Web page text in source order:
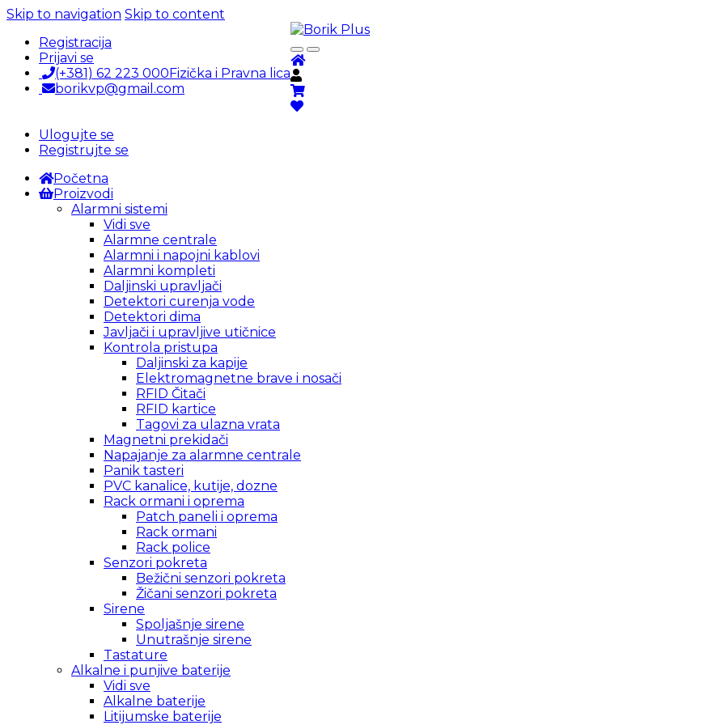
Skip to navigation Skip to content
Registracija
Prijavi se
(+381) 62 223 000Fizička i Pravna lica
borikvp@gmail.com
Ulogujte se
Registrujte se
Početna
Proizvodi
Alarmni sistemi
Vidi sve
Alarmne centrale
Alarmni i napojni kablovi
Alarmni kompleti
Daljinski upravljači
Detektori curenja vode
Detektori dima
Javljači i upravljive utičnice
Kontrola pristupa
Daljinski za kapije
Elektromagnetne brave i nosači
RFID Čitači
RFID kartice
Tagovi za ulazna vrata
Magnetni prekidači
Napajanje za alarmne centrale
Panik tasteri
PVC kanalice, kutije, dozne
Rack ormani i oprema
Patch paneli i oprema
Rack ormani
Rack police
Senzori pokreta
Bežični senzori pokreta
Žičani senzori pokreta
Sirene
Spoljašnje sirene
Unutrašnje sirene
Tastature
Alkalne i punjive baterije
Vidi sve
Alkalne baterije
Litijumske baterije